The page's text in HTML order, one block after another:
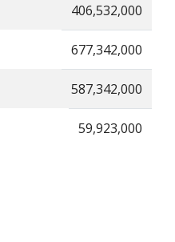
406,532,000
677,342,000
587,342,000
59,923,000